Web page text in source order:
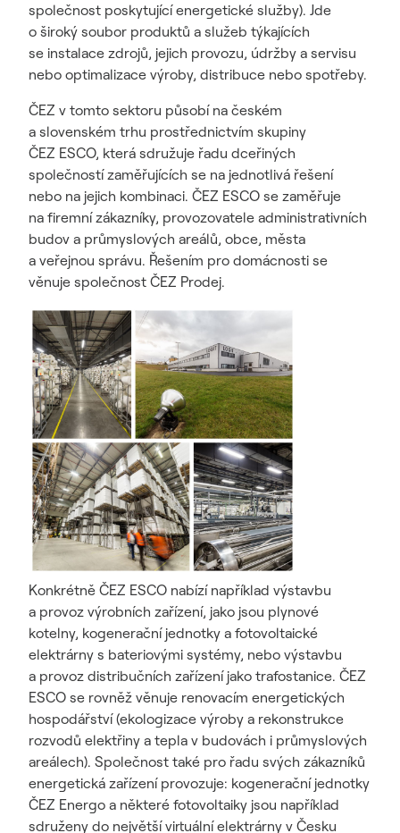
společnost poskytující energetické služby). Jde
o široký soubor produktů a služeb týkajících
se instalace zdrojů, jejich provozu, údržby a servisu
nebo optimalizace výroby, distribuce nebo spotřeby.
ČEZ v tomto sektoru působí na českém
a slovenském trhu prostřednictvím skupiny
ČEZ ESCO, která sdružuje řadu dceřiných
společností zaměřujících se na jednotlivá řešení
nebo na jejich kombinaci. ČEZ ESCO se zaměřuje
na firemní zákazníky, provozovatele administrativních
budov a průmyslových areálů, obce, města
a veřejnou správu. Řešením pro domácnosti se
věnuje společnost ČEZ Prodej.
Konkrétně ČEZ ESCO nabízí například výstavbu
a provoz výrobních zařízení, jako jsou plynové
kotelny, kogenerační jednotky a fotovoltaické
elektrárny s bateriovými systémy, nebo výstavbu
a provoz distribučních zařízení jako trafostanice. ČEZ
ESCO se rovněž věnuje renovacím energetických
hospodářství (ekologizace výroby a rekonstrukce
rozvodů elektřiny a tepla v budovách i průmyslových
areálech). Společnost také pro řadu svých zákazníků
energetická zařízení provozuje: kogenerační jednotky
ČEZ Energo a některé fotovoltaiky jsou například
sdruženy do největší virtuální elektrárny v Česku